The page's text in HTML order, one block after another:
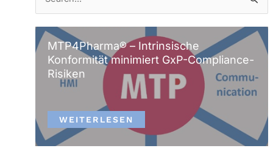
c
h
c
MTP4Pharma® – Intrinsische
Konformität minimiert GxP-Compliance-
Risiken
WEITERLESEN